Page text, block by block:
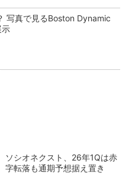
写真で見るBoston Dynamic
示
ソシオネクスト、26年1Qは赤
字転落も通期予想据え置き